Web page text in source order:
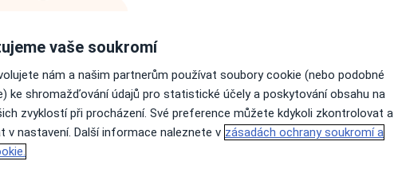
nejsou k dispozici
informace o svých službách.
vaše soukromí
nám a našim partnerům používat soubory cookie (nebo podobné
ke shromažďování údajů pro statistické účely a poskytování obsahu na
zvyklostí při procházení. Své preference můžete kdykoli zkontrolovat a
v nastavení. Další informace naleznete v zásadách ochrany soukromí a